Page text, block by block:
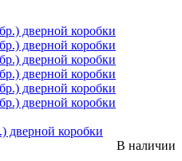
дверной коробки
В наличии